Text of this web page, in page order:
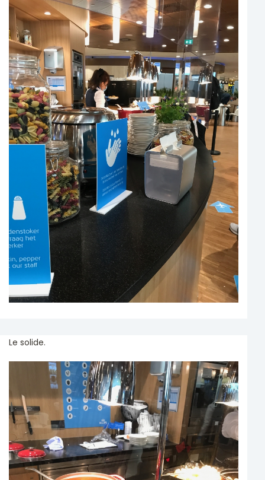
Le solide.